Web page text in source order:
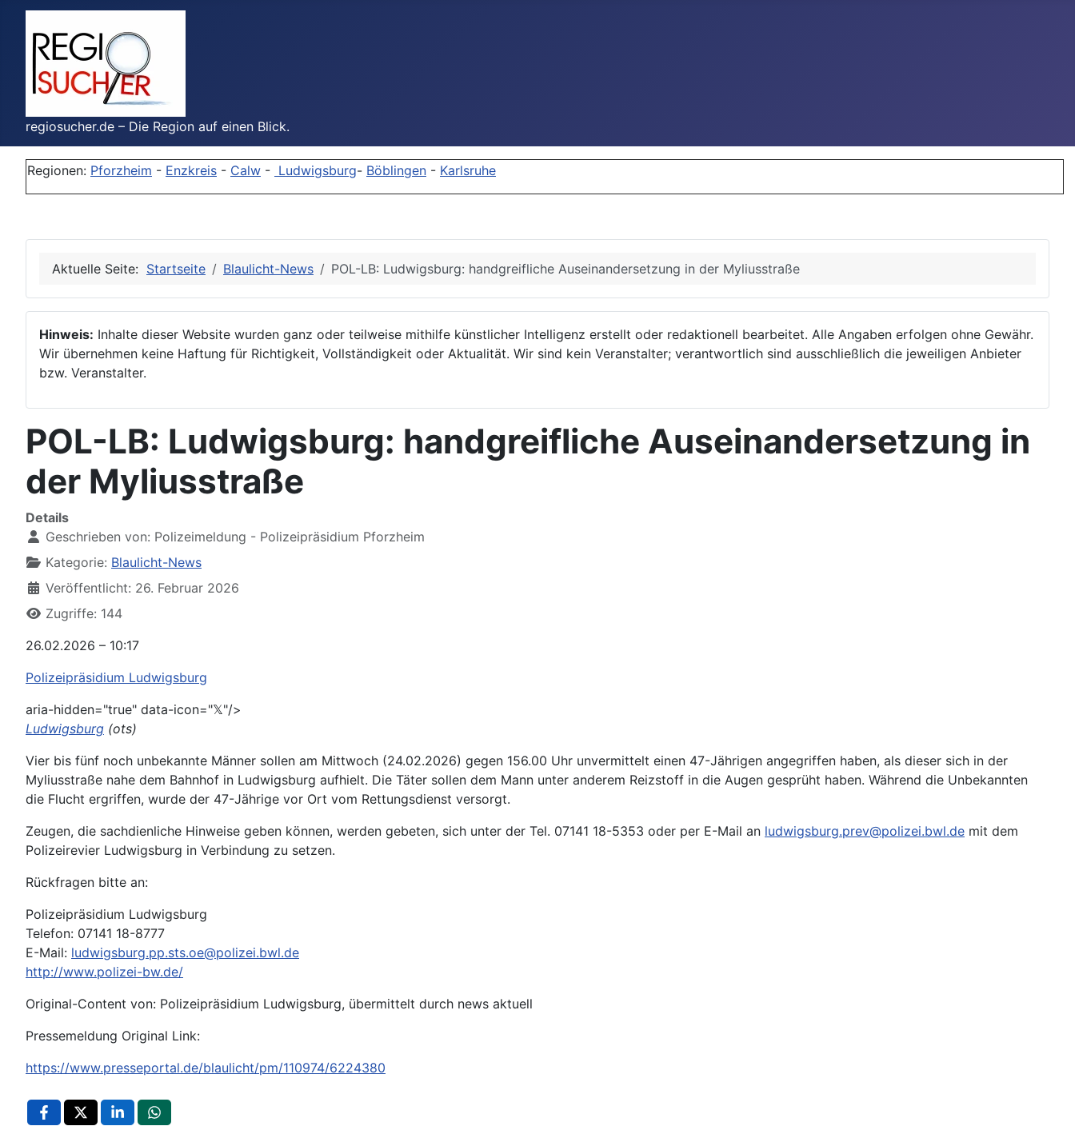
regiosucher.de – Die Region auf einen Blick.
Regionen: Pforzheim - Enzkreis - Calw - Ludwigsburg- Böblingen - Karlsruhe
Aktuelle Seite: Startseite Blaulicht-News POL-LB: Ludwigsburg: handgreifliche Auseinandersetzung in der Myliusstraße
Hinweis: Inhalte dieser Website wurden ganz oder teilweise mithilfe künstlicher Intelligenz erstellt oder redaktionell bearbeitet. Alle Angaben erfolgen ohne Gewähr.
Wir übernehmen keine Haftung für Richtigkeit, Vollständigkeit oder Aktualität. Wir sind kein Veranstalter; verantwortlich sind ausschließlich die jeweiligen Anbieter
bzw. Veranstalter.
POL-LB: Ludwigsburg: handgreifliche Auseinandersetzung in
der Myliusstraße
Details
Geschrieben von: Polizeimeldung - Polizeipräsidium Pforzheim
Kategorie: Blaulicht-News
Veröffentlicht: 26. Februar 2026
Zugriffe: 144
26.02.2026 – 10:17
Polizeipräsidium Ludwigsburg
aria-hidden="true" data-icon="𝕏"/>
Ludwigsburg (ots)
Vier bis fünf noch unbekannte Männer sollen am Mittwoch (24.02.2026) gegen 156.00 Uhr unvermittelt einen 47-Jährigen angegriffen haben, als dieser sich in der
Myliusstraße nahe dem Bahnhof in Ludwigsburg aufhielt. Die Täter sollen dem Mann unter anderem Reizstoff in die Augen gesprüht haben. Während die Unbekannten
die Flucht ergriffen, wurde der 47-Jährige vor Ort vom Rettungsdienst versorgt.
Zeugen, die sachdienliche Hinweise geben können, werden gebeten, sich unter der Tel. 07141 18-5353 oder per E-Mail an ludwigsburg.prev@polizei.bwl.de mit dem
Polizeirevier Ludwigsburg in Verbindung zu setzen.
Rückfragen bitte an:
Polizeipräsidium Ludwigsburg
Telefon: 07141 18-8777
E-Mail: ludwigsburg.pp.sts.oe@polizei.bwl.de
http://www.polizei-bw.de/
Original-Content von: Polizeipräsidium Ludwigsburg, übermittelt durch news aktuell
Pressemeldung Original Link:
https://www.presseportal.de/blaulicht/pm/110974/6224380